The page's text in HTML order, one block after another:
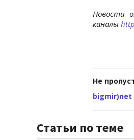
Новости
каналы
Не
bigmir)net
Статьи по теме